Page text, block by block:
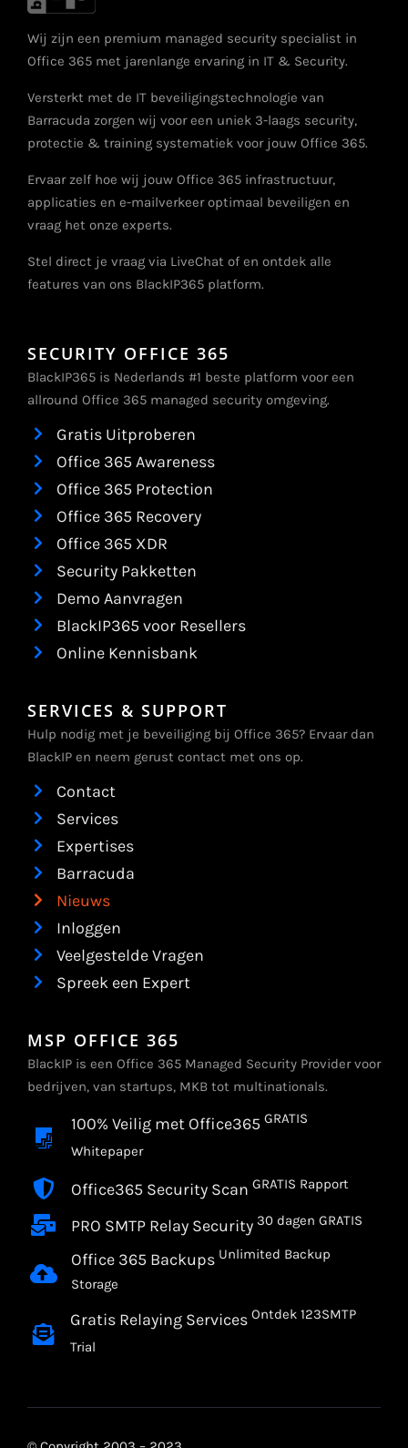
Wij zijn een premium managed security specialist in
Office 365 met jarenlange ervaring in IT & Security.
Versterkt met de IT beveiligingstechnologie van
Barracuda zorgen wij voor een uniek 3-laags security,
protectie & training systematiek voor jouw Office 365.
Ervaar zelf hoe wij jouw Office 365 infrastructuur,
applicaties en e-mailverkeer optimaal beveiligen en
vraag het onze experts.
Stel direct je vraag via LiveChat of en ontdek alle
features van ons BlackIP365 platform.
SECURITY OFFICE 365
BlackIP365 is Nederlands #1 beste platform voor een
allround Office 365 managed security omgeving.
Gratis Uitproberen
Office 365 Awareness
Office 365 Protection
Office 365 Recovery
Office 365 XDR
Security Pakketten
Demo Aanvragen
BlackIP365 voor Resellers
Online Kennisbank
SERVICES & SUPPORT
Hulp nodig met je beveiliging bij Office 365? Ervaar dan
BlackIP en neem gerust contact met ons op.
Contact
Services
Expertises
Barracuda
Nieuws
Inloggen
Veelgestelde Vragen
Spreek een Expert
MSP OFFICE 365
BlackIP is een Office 365 Managed Security Provider voor
bedrijven, van startups, MKB tot multinationals.
100% Veilig met Office365 GRATIS
Whitepaper
Office365 Security Scan GRATIS Rapport
PRO SMTP Relay Security 30 dagen GRATIS
Office 365 Backups Unlimited Backup
Storage
Gratis Relaying ServicesOntdek 123SMTP
Trial